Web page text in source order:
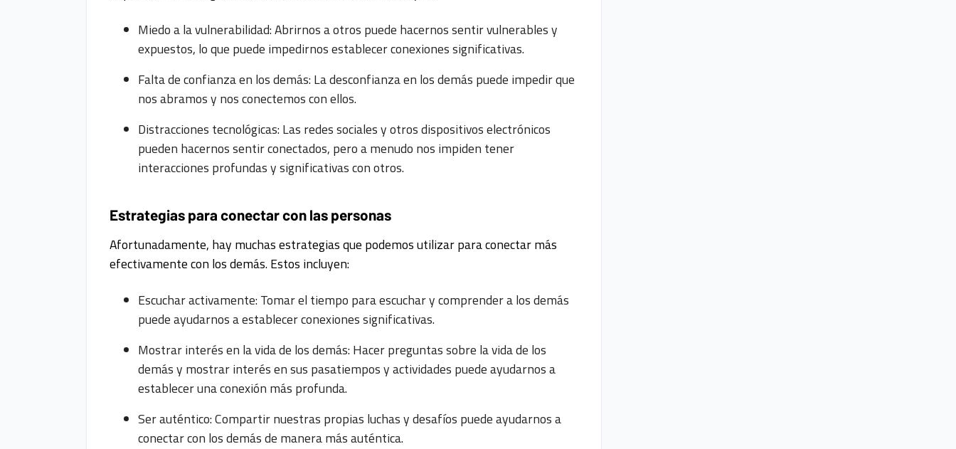
Miedo a la vulnerabilidad: Abrirnos a otros puede hacernos sentir vulnerables y
expuestos, lo que puede impedirnos establecer conexiones significativas.
Falta de confianza en los demás: La desconfianza en los demás puede impedir que
nos abramos y nos conectemos con ellos.
Distracciones tecnológicas: Las redes sociales y otros dispositivos electrónicos
pueden hacernos sentir conectados, pero a menudo nos impiden tener
interacciones profundas y significativas con otros.
Estrategias para conectar con las personas
Afortunadamente, hay muchas estrategias que podemos utilizar para conectar más
efectivamente con los demás. Estos incluyen:
Escuchar activamente: Tomar el tiempo para escuchar y comprender a los demás
puede ayudarnos a establecer conexiones significativas.
Mostrar interés en la vida de los demás: Hacer preguntas sobre la vida de los
demás y mostrar interés en sus pasatiempos y actividades puede ayudarnos a
establecer una conexión más profunda.
Ser auténtico: Compartir nuestras propias luchas y desafíos puede ayudarnos a
conectar con los demás de manera más auténtica.